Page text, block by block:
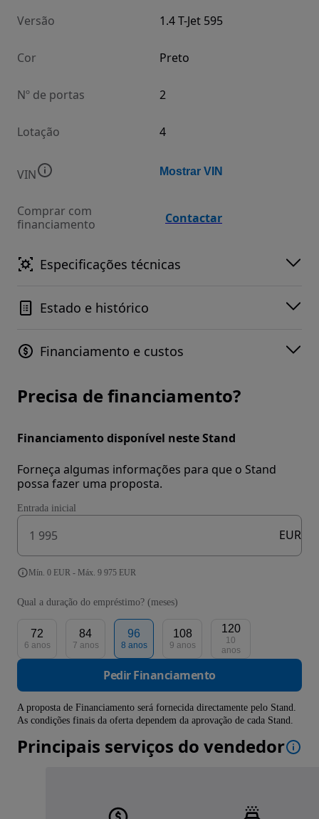
Versão 1.4 T-Jet 595
Cor Preto
Nº de portas 2
Lotação 4
VIN Mostrar VIN
Comprar com
financiamento
Contactar
Especificações técnicas
Estado e histórico
Financiamento e custos
Precisa de financiamento?
Financiamento disponível neste Stand
Forneça algumas informações para que o Stand
possa fazer uma proposta.
Entrada inicial
EUR
Mín. 0 EUR - Máx. 9 975 EUR
Qual a duração do empréstimo? (meses)
72
6 anos
84
7 anos
96
8 anos
108
9 anos
120
10
anos
Pedir Financiamento
A proposta de Financiamento será fornecida directamente pelo Stand.
As condições finais da oferta dependem da aprovação de cada Stand.
Principais serviços do vendedor